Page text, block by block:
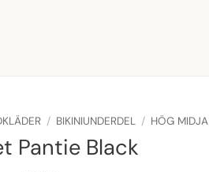
/ BIKINIUNDERDEL / HÖG MIDJA
Pantie Black